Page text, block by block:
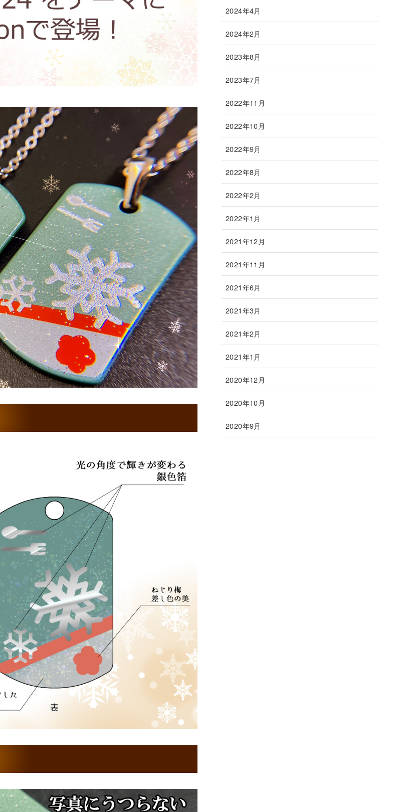
2024年4月
2024年2月
2023年8月
2023年7月
2022年11月
2022年10月
2022年9月
2022年8月
2022年2月
2022年1月
2021年12月
2021年11月
2021年6月
2021年3月
2021年2月
2021年1月
2020年12月
2020年10月
2020年9月